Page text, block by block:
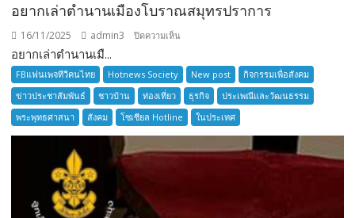
อยากเล่าตำนานเมืองโบราณสมุทรปราการ
16/11/2025 admin3 ปิดความเห็น
เล่า
ตำนาน
เมือง
โบราณ
สมุทรปราการ
อยากเล่าตำนานเมื...
FBแฟนเพจทีวีคนไทย Hotnews Society New post
กิจกรรมเพื่อสังคม
ข่าวประชาสัมพันธ์
ชาวบ้าน ท่องเที่ยว ธุรกิจ
ประเพณีและวัฒนธรรม
พระพุทธศาสนา
สังคม โซเซียล Hotline ในประเทศ